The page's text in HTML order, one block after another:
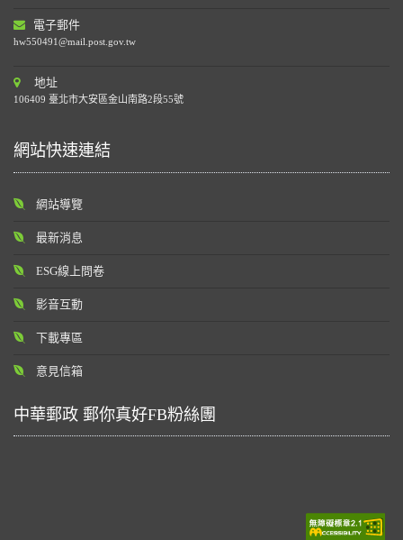
電子郵件
hw550491@mail.post.gov.tw
地址
106409 臺北市大安區金山南路2段55號
網站快速連結
網站導覽
最新消息
ESG線上問卷
影音互動
下載專區
意見信箱
中華郵政 郵你真好FB粉絲團